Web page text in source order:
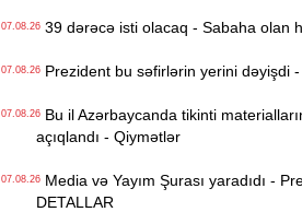
07.08.2639 dərəcə isti olacaq - Sabaha olan
07.08.26Prezident bu səfirlərin yerini dəyişdi -
07.08.26Bu il Azərbaycanda tikinti
açıqlandı - Qiymətlər
07.08.26Media və Yayım Şurası yaradıdı -
DETALLAR